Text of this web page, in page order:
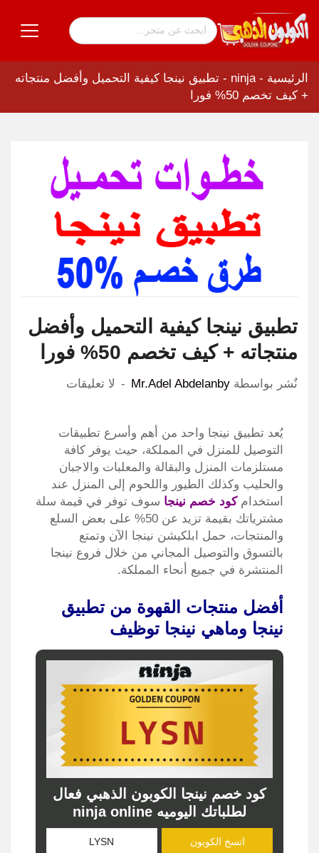
الرئيسية -
ninja
- تطبيق نينجا كيفية التحميل وأفضل منتجاته
+ كيف تخصم 50% فورا
تطبيق نينجا كيفية التحميل وأفضل
منتجاته + كيف تخصم 50% فورا
نٌشر بواسطة Mr.Adel Abdelanby لا تعليقات
يُعد تطبيق نينجا واحد من أهم وأسرع تطبيقات
التوصيل للمنزل في المملكة، حيث يوفر كافة
مستلزمات المنزل والبقالة والمعلبات والاجبان
والحليب وكذلك الطيور واللحوم إلى المنزل عند
استخدامكود خصم نينجا سوف توفر في قيمة سلة
مشترياتك بقيمة تزيد عن 50% على بعض السلع
والمنتجات، حمل ابلكيشن نينجا الآن وتمتع
بالتسوق والتوصيل المجاني من خلال فروع نينجا
المنتشرة في جميع أنحاء المملكة.
أفضل منتجات القهوة من تطبيق
نينجا وماهي نينجا توظيف
كود خصم نينجا الكوبون الذهبي فعال
لطلباتك اليوميه ninja online
انسخ الكوبون